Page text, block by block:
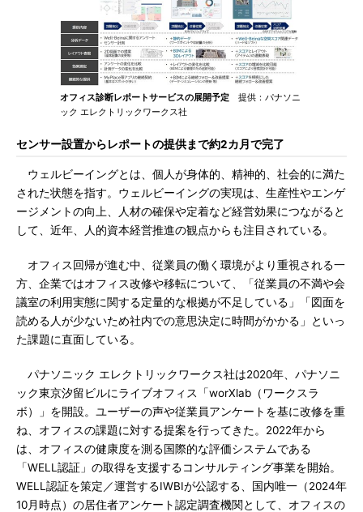
オフィス診断レポートサービスの展開予定 提供：パナソニ
ック エレクトリックワークス社
センサー設置からレポートの提供まで約2カ月で完了
ウェルビーイングとは、個人が身体的、精神的、社会的に満た
された状態を指す。ウェルビーイングの実現は、生産性やエンゲ
ージメントの向上、人材の確保や定着など経営効果につながると
して、近年、人的資本経営推進の観点からも注目されている。
オフィス回帰が進む中、従業員の働く環境がより重視される一
方、企業ではオフィス改修や移転について、「従業員の不満や会
議室の利用実態に関する定量的な根拠が不足している」「図面を
読める人が少ないため社内での意思決定に時間がかかる」といっ
た課題に直面している。
パナソニック エレクトリックワークス社は2020年、パナソニ
ック東京汐留ビルにライブオフィス「worXlab（ワークスラ
ボ）」を開設。ユーザーの声や従業員アンケートを基に改修を重
ね、オフィスの課題に対する提案を行ってきた。2022年から
は、オフィスの健康度を測る国際的な評価システムである
「WELL認証」の取得を支援するコンサルティング事業を開始。
WELL認証を策定／運営するIWBIが公認する、国内唯一（2024年
10月時点）の居住者アンケート認定調査機関として、オフィスの